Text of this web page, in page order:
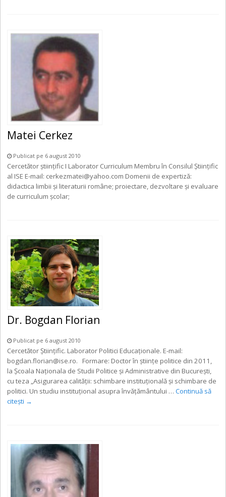
Matei Cerkez
Publicat pe 6 august 2010
Cercetător ştiinţific I Laborator Curriculum Membru în Consilul Ştiinţific
al ISE E-mail: cerkezmatei@yahoo.com Domenii de expertiză:
didactica limbii și literaturii române; proiectare, dezvoltare și evaluare
de curriculum școlar;
Dr. Bogdan Florian
Publicat pe 6 august 2010
Cercetător Științific. Laborator Politici Educaționale. E-mail:
bogdan.florian@ise.ro. Formare: Doctor în ştiinţe politice din 2011,
la Şcoala Naţionala de Studii Politice şi Administrative din Bucureşti,
cu teza „Asigurarea calităţii: schimbare instituţională şi schimbare de
politici. Un studiu instituţional asupra învăţământului …Continuă să
citești →